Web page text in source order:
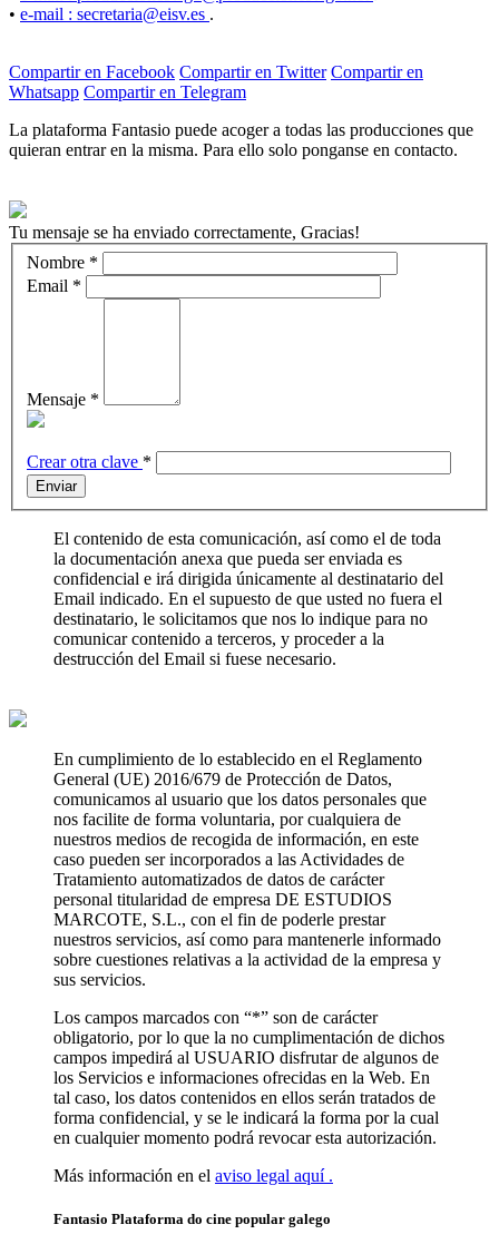
• e-mail : secretaria@eisv.es .
Compartir en Facebook Compartir en Twitter Compartir en
Whatsapp Compartir en Telegram
La plataforma Fantasio puede acoger a todas las producciones que
quieran entrar en la misma. Para ello solo ponganse en contacto.
Tu mensaje se ha enviado correctamente, Gracias!
Nombre *
Email *
Mensaje *
Crear otra clave *
Enviar
El contenido de esta comunicación, así como el de toda
la documentación anexa que pueda ser enviada es
confidencial e irá dirigida únicamente al destinatario del
Email indicado. En el supuesto de que usted no fuera el
destinatario, le solicitamos que nos lo indique para no
comunicar contenido a terceros, y proceder a la
destrucción del Email si fuese necesario.
En cumplimiento de lo establecido en el Reglamento
General (UE) 2016/679 de Protección de Datos,
comunicamos al usuario que los datos personales que
nos facilite de forma voluntaria, por cualquiera de
nuestros medios de recogida de información, en este
caso pueden ser incorporados a las Actividades de
Tratamiento automatizados de datos de carácter
personal titularidad de empresa DE ESTUDIOS
MARCOTE, S.L., con el fin de poderle prestar
nuestros servicios, así como para mantenerle informado
sobre cuestiones relativas a la actividad de la empresa y
sus servicios.
Los campos marcados con “*” son de carácter
obligatorio, por lo que la no cumplimentación de dichos
campos impedirá al USUARIO disfrutar de algunos de
los Servicios e informaciones ofrecidas en la Web. En
tal caso, los datos contenidos en ellos serán tratados de
forma confidencial, y se le indicará la forma por la cual
en cualquier momento podrá revocar esta autorización.
Más información en el aviso legal aquí .
Fantasio Plataforma do cine popular galego